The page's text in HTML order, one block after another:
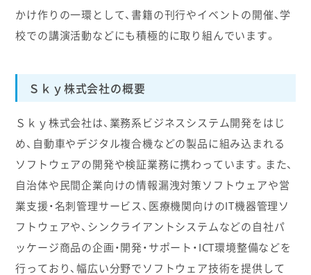
かけ作りの一環として、書籍の刊行やイベントの開催、学
校での講演活動などにも積極的に取り組んでいます。
Ｓｋｙ株式会社の概要
Ｓｋｙ株式会社は、業務系ビジネスシステム開発をはじ
め、自動車やデジタル複合機などの製品に組み込まれる
ソフトウェアの開発や検証業務に携わっています。また、
自治体や民間企業向けの情報漏洩対策ソフトウェアや営
業支援・名刺管理サービス、医療機関向けのIT機器管理ソ
フトウェアや、シンクライアントシステムなどの自社パ
ッケージ商品の企画・開発・サポート・ICT環境整備などを
行っており、幅広い分野でソフトウェア技術を提供して